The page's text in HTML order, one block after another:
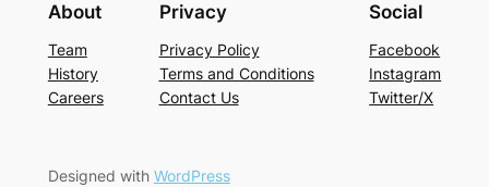
About
Team
History
Careers
Privacy
Privacy Policy
Terms and Conditions
Contact Us
Social
Facebook
Instagram
Twitter/X
Designed with WordPress